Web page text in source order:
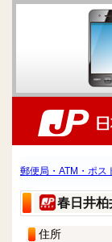
郵便局・ATM・ポス
春日井柏
住所